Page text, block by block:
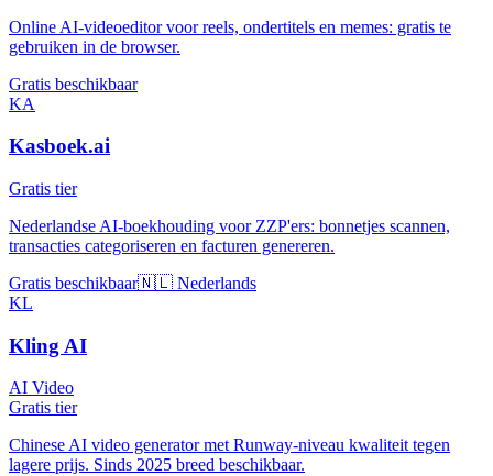
Online AI-videoeditor voor reels, ondertitels en memes: gratis te
gebruiken in de browser.
Gratis beschikbaar
KA
Kasboek.ai
Gratis tier
Nederlandse AI-boekhouding voor ZZP'ers: bonnetjes scannen,
transacties categoriseren en facturen genereren.
Gratis beschikbaar🇳🇱 Nederlands
KL
Kling AI
AI Video
Gratis tier
Chinese AI video generator met Runway-niveau kwaliteit tegen
lagere prijs. Sinds 2025 breed beschikbaar.